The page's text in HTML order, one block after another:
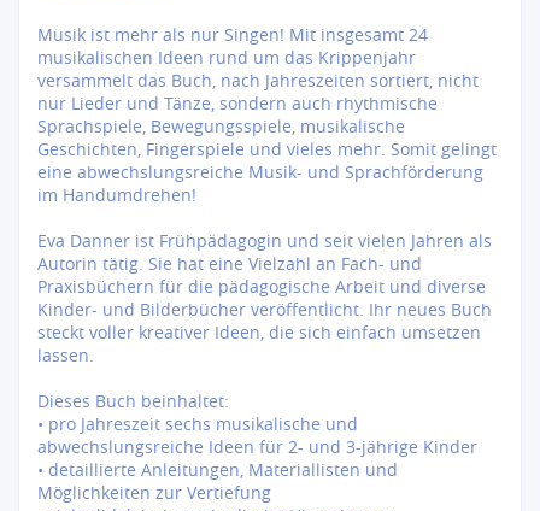
Musik ist mehr als nur Singen! Mit insgesamt 24
musikalischen Ideen rund um das Krippenjahr
versammelt das Buch, nach Jahreszeiten sortiert, nicht
nur Lieder und Tänze, sondern auch rhythmische
Sprachspiele, Bewegungsspiele, musikalische
Geschichten, Fingerspiele und vieles mehr. Somit gelingt
eine abwechslungsreiche Musik- und Sprachförderung
im Handumdrehen!
Eva Danner ist Frühpädagogin und seit vielen Jahren als
Autorin tätig. Sie hat eine Vielzahl an Fach- und
Praxisbüchern für die pädagogische Arbeit und diverse
Kinder- und Bilderbücher veröffentlicht. Ihr neues Buch
steckt voller kreativer Ideen, die sich einfach umsetzen
lassen.
Dieses Buch beinhaltet:
• pro Jahreszeit sechs musikalische und
abwechslungsreiche Ideen für 2- und 3-jährige Kinder
• detaillierte Anleitungen, Materiallisten und
Möglichkeiten zur Vertiefung